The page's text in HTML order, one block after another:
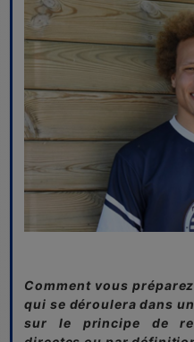
Comment vous
qui se déroulera dans
sur le principe de